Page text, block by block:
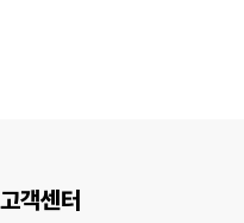
고객센터